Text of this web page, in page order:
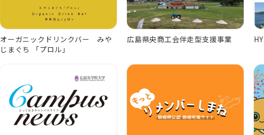
オーガニックドリンクバー みや
じまぐち 「プロル」
広島県央商工会伴走型支援事業